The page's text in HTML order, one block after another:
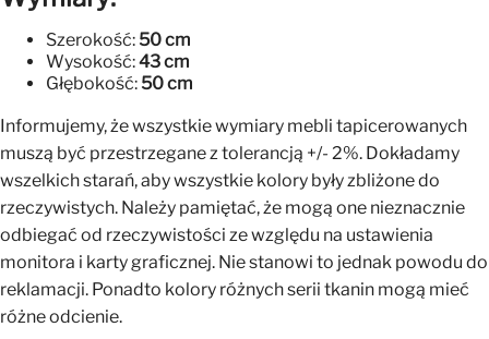
Szerokość: 50 cm
Wysokość:43 cm
Głębokość: 50 cm
Informujemy, że wszystkie wymiary mebli tapicerowanych
muszą być przestrzegane z tolerancją +/- 2%. Dokładamy
wszelkich starań, aby wszystkie kolory były zbliżone do
rzeczywistych. Należy pamiętać, że mogą one nieznacznie
odbiegać od rzeczywistości ze względu na ustawienia
monitora i karty graficznej. Nie stanowi to jednak powodu do
reklamacji. Ponadto kolory różnych serii tkanin mogą mieć
różne odcienie.